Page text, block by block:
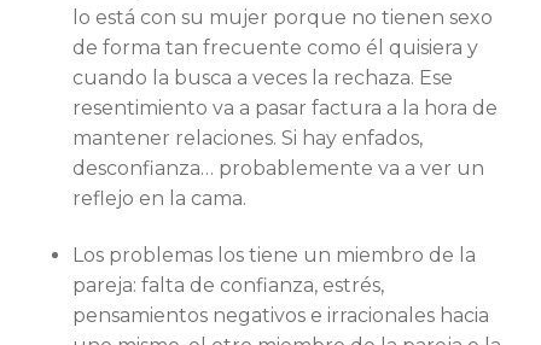
lo está con su mujer porque no tienen sexo
de forma tan frecuente como él quisiera y
cuando la busca a veces la rechaza. Ese
resentimiento va a pasar factura a la hora de
mantener relaciones. Si hay enfados,
desconfianza… probablemente va a ver un
reflejo en la cama.
Los problemas los tiene un miembro de la
pareja: falta de confianza, estrés,
pensamientos negativos e irracionales hacia